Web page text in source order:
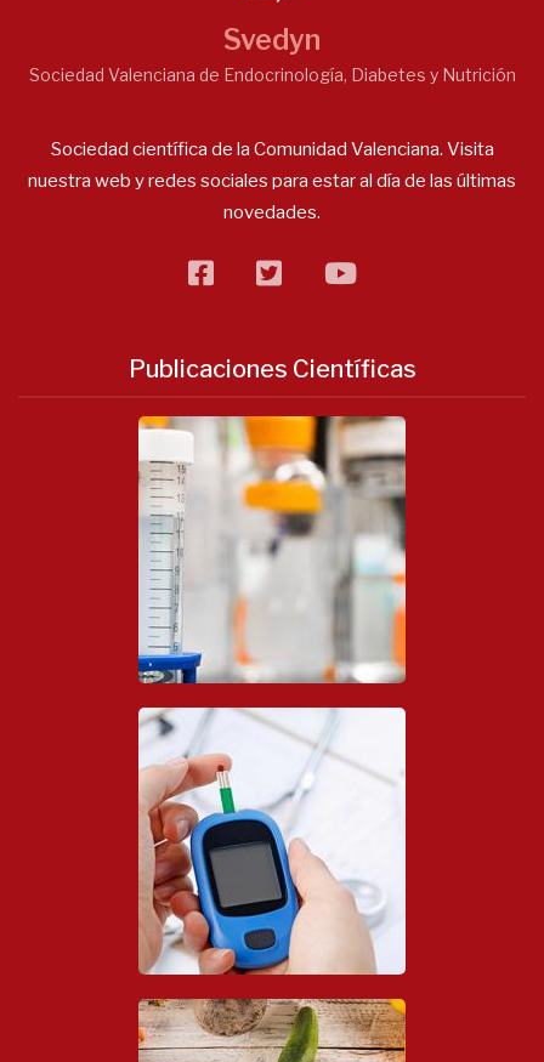
Svedyn
Sociedad Valenciana de Endocrinología, Diabetes y Nutrición
Sociedad científica de la Comunidad Valenciana. Visita
nuestra web y redes sociales para estar al día de las últimas
novedades.
facebooktwitterflickr
Publicaciones Científicas